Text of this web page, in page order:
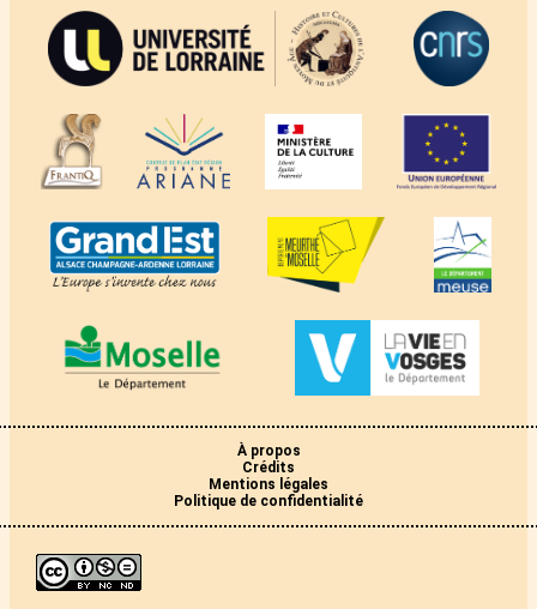
À propos
Crédits
Mentions légales
Politique de confidentialité